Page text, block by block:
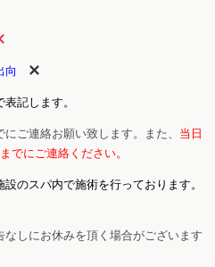
向
記します。
にご連絡お願い致します。また、 当日
でにご連絡ください。
のスパ内で施術を行っております。
なしにお休みを頂く場合がございます